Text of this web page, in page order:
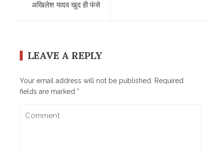
अखिलेश यादव खुद ही फंसे
LEAVE A REPLY
Your email address will not be published.
Required
fields are marked *